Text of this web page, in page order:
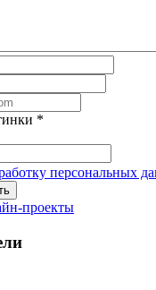
*
персональных